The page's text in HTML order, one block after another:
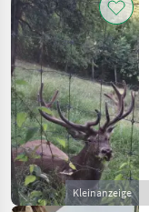
Kleinanzeige